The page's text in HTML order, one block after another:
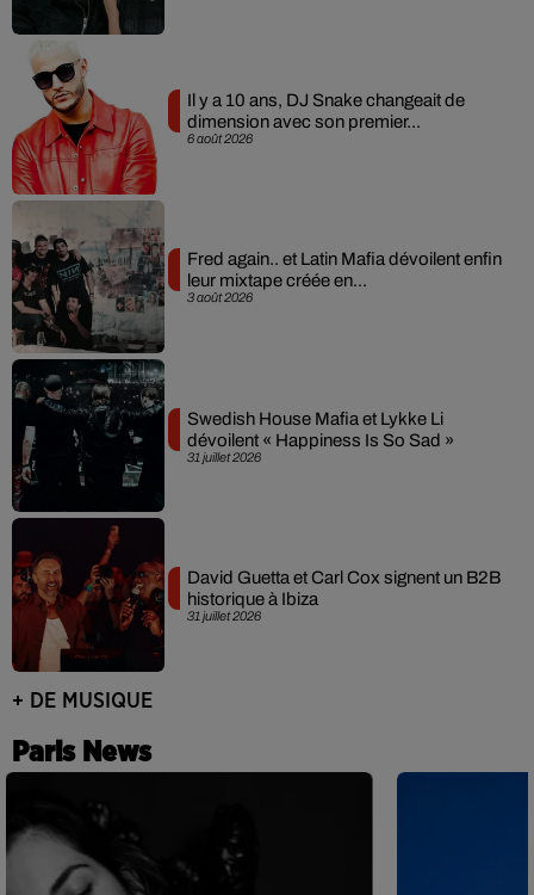
6 août 2026
Il y a 10 ans, DJ Snake changeait de
dimension avec son premier...
3 août 2026
Fred again.. et Latin Mafia dévoilent enfin
leur mixtape créée en...
31 juillet 2026
Swedish House Mafia et Lykke Li
dévoilent « Happiness Is So Sad »
31 juillet 2026
David Guetta et Carl Cox signent un B2B
historique à Ibiza
+ DE MUSIQUE
Paris News